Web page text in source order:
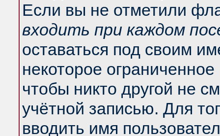
Если вы не отметили
входить при каждом
оставаться под своим
некоторое
чтобы никто другой не
учётной записью. Для
вводить имя